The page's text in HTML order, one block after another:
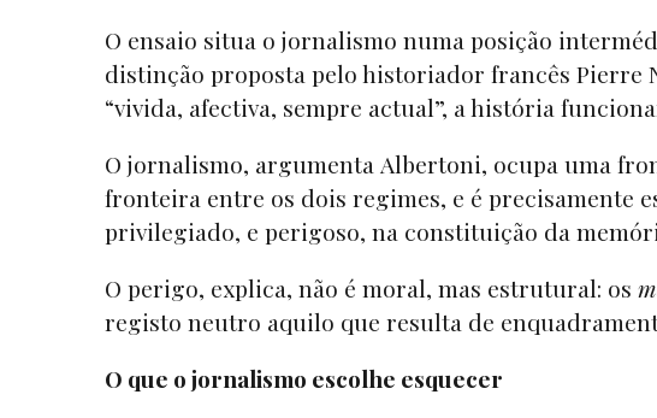
O ensaio situa o jornalismo numa posição
distinção proposta pelo historiador francês Pierre
“vivida, afectiva, sempre actual”, a história
O jornalismo, argumenta Albertoni, ocupa uma
fronteira entre os dois regimes, e é precisamente
privilegiado, e perigoso, na constituição da
O perigo, explica, não é moral, mas estrutural: os
registo neutro aquilo que resulta de
O que o jornalismo escolhe esquecer